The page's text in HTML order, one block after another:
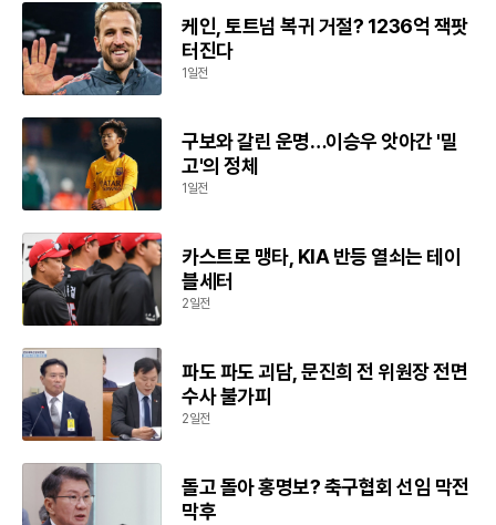
케인, 토트넘 복귀 거절? 1236억 잭팟
터진다
1일전
구보와 갈린 운명…이승우 앗아간 '밀
고'의 정체
1일전
카스트로 맹타, KIA 반등 열쇠는 테이
블세터
2일전
파도 파도 괴담, 문진희 전 위원장 전면
수사 불가피
2일전
돌고 돌아 홍명보? 축구협회 선임 막전
막후